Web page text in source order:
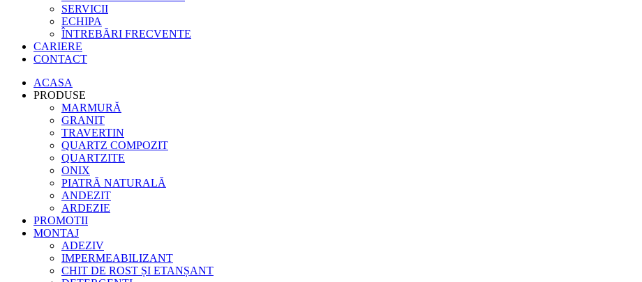
SERVICII
ECHIPA
ÎNTREBĂRI FRECVENTE
CARIERE
CONTACT
ACASA
PRODUSE
MARMURĂ
GRANIT
TRAVERTIN
QUARTZ COMPOZIT
QUARTZITE
ONIX
PIATRĂ NATURALĂ
ANDEZIT
ARDEZIE
PROMOTII
MONTAJ
ADEZIV
IMPERMEABILIZANT
CHIT DE ROST ȘI ETANȘANT